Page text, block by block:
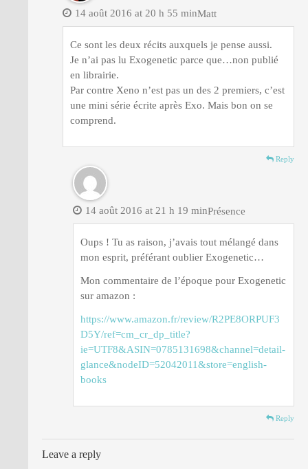
Matt
14 août 2016 at 20 h 55 min
Ce sont les deux récits auxquels je pense aussi.
Je n’ai pas lu Exogenetic parce que…non publié
en librairie.
Par contre Xeno n’est pas un des 2 premiers, c’est
une mini série écrite après Exo. Mais bon on se
comprend.
Reply
Présence
14 août 2016 at 21 h 19 min
Oups ! Tu as raison, j’avais tout mélangé dans
mon esprit, préférant oublier Exogenetic…
Mon commentaire de l’époque pour Exogenetic
sur amazon :
https://www.amazon.fr/review/R2PE8ORPUF3
D5Y/ref=cm_cr_dp_title?
ie=UTF8&ASIN=0785131698&channel=detail-
glance&nodeID=52042011&store=english-
books
Reply
Leave a reply